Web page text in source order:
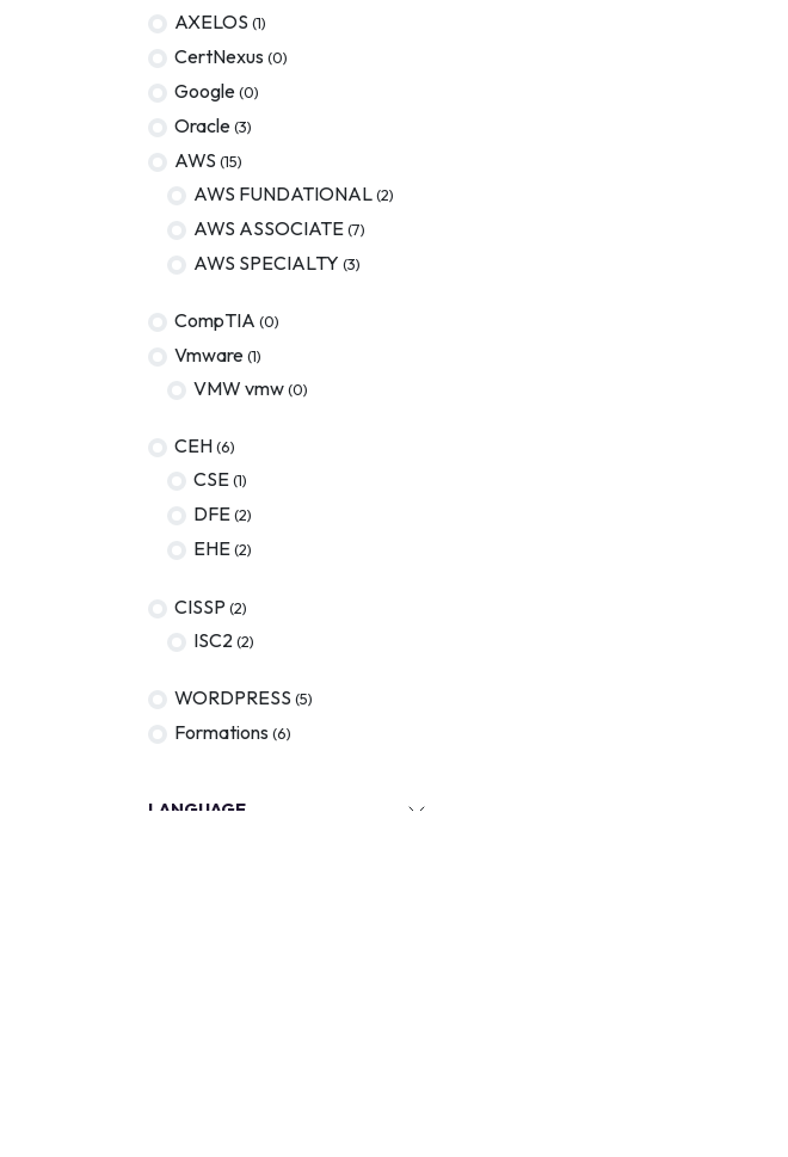
AXELOS (1)
CertNexus (0)
Google(0)
Oracle(3)
AWS (15)
AWS FUNDATIONAL (2)
AWS ASSOCIATE (7)
AWS SPECIALTY (3)
CompTIA (0)
Vmware (1)
VMW vmw (0)
CEH (6)
CSE (1)
DFE (2)
EHE (2)
CISSP (2)
ISC2 (2)
WORDPRESS (5)
Formations (6)
LANGUAGE